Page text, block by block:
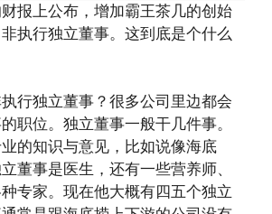
报上公布，增加霸王茶几的创始
执行独立董事。这到底是个什么
行独立董事？很多公司里边都会
职位。独立董事一般干几件事。
的知识与意见，比如说像海底
董事是医生，还有一些营养师、
专家。现在他大概有四五个独立